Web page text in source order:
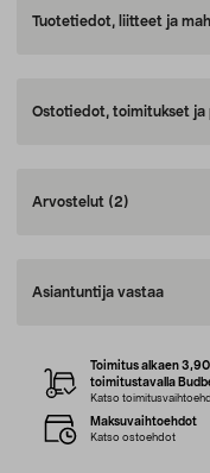
Tuotetiedot, liitteet ja
Ostotiedot, toimitukset ja
Arvostelut (2)
Asiantuntija vastaa
Toimitus alkaen
toimitustavalla
Katso
Maksuvaihtoehdot
Katso ostoehdot